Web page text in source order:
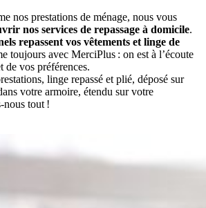
nos prestations de ménage, nous vous
nos services de repassage à domicile.
repassent vos vêtements et linge de
toujours avec MerciPlus : on est à l’écoute
de vos préférences.
linge repassé et plié, déposé sur
votre armoire, étendu sur votre
nous tout !